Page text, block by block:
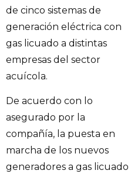
de cinco sistemas de
generación eléctrica con
gas licuado a distintas
empresas del sector
acuícola.
De acuerdo con lo
asegurado por la
compañía, la puesta en
marcha de los nuevos
generadores a gas licuado